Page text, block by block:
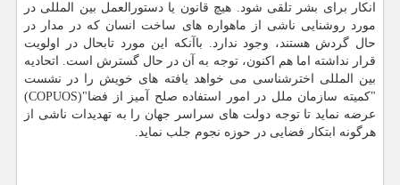
انكار برای بشر تلقی شود. هیچ قانون یا دستورالعمل بین المللی در
مورد روشنایی ناشی از ماهواره های ساخت انسان كه در مدار در
حال گردش هستند، وجود ندارد. باآنكه این مورد تابحال در اولویت
قرار نداشته اما هم اكنون، توجه به آن در حال گسترش است. اتحادیه
بین المللی اخترشناسی می خواهد یافته های خویش را در نشست
"كمیته سازمان ملل در امور استفاده صلح آمیز از فضا"(COPUOS)
عرضه نماید تا توجه دولت های سراسر جهان را به تهدیدات ناشی از
هرگونه ابتكار فضایی در حوزه نجوم جلب نماید.